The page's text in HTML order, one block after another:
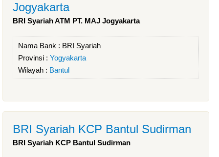
Jogyakarta
BRI Syariah ATM PT. MAJ Jogyakarta
Nama Bank : BRI Syariah
Provinsi : Yogyakarta
Wilayah : Bantul
BRI Syariah KCP Bantul Sudirman
BRI Syariah KCP Bantul Sudirman